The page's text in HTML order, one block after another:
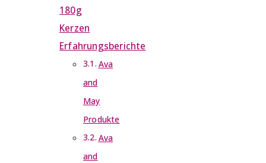
180g
Kerzen
Erfahrungsberichte
Ava
and
May
Produkte
Ava
and